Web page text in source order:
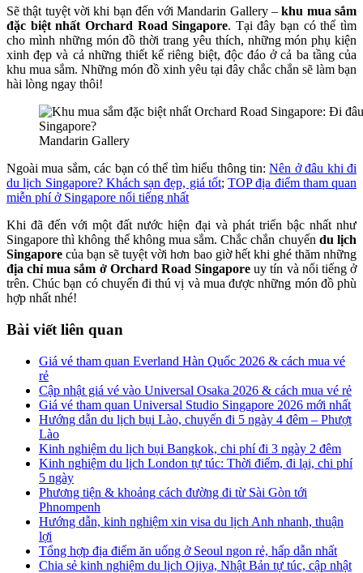
Sẽ thật tuyệt vời khi bạn đến với Mandarin Gallery –khu mua sắm
đặc biệt nhất Orchard Road Singapore. Tại đây bạn có thể tìm
cho mình những món đồ thời trang yêu thích, những món phụ kiện
xinh đẹp và cả những thiết kế riêng biệt, độc đáo ở cả ba tầng của
khu mua sắm. Những món đồ xinh yêu tại đây chắc chắn sẽ làm bạn
hài lòng ngay thôi!
Mandarin Gallery
Ngoài mua sắm, các bạn có thể tìm hiểu thông tin:Nên ở đâu khi đi
du lịch Singapore? Khách sạn đẹp, giá tốt; TOP địa điểm tham quan
miễn phí ở Singapore nổi tiếng nhất
Khi đã đến với một đất nước hiện đại và phát triển bậc nhất như
Singapore thì không thể không mua sắm. Chắc chắn chuyến du lịch
Singapore của bạn sẽ tuyệt vời hơn bao giờ hết khi ghé thăm những
địa chỉ mua sắm ở Orchard Road Singapore uy tín và nổi tiếng ở
trên. Chúc bạn có chuyến đi thú vị và mua được những món đồ phù
hợp nhất nhé!
Bài viết liên quan
Giá vé tham quan Everland Hàn Quốc 2026 & cách mua vé
rẻ
Cập nhật giá vé vào Universal Osaka 2026 & cách mua vé rẻ
Giá vé tham quan Universal Studio Singapore 2026 mới nhất
Hướng dẫn du lịch bụi Lào, chuyến đi 5 ngày 4 đêm – Phượt
Lào
Kinh nghiệm du lịch bụi Bangkok, chi phí đi 3 ngày 2 đêm
Kinh nghiệm du lịch London tự túc: Thời điểm, đi lại, chi phí
5 ngày
Phương tiện & khoảng cách đường đi từ Sài Gòn tới
Phnompenh
Hướng dẫn, kinh nghiệm xin visa du lịch Anh nhanh, thuận
lợi
Tổng hợp địa điểm ăn uống ở Seoul ngon rẻ, hấp dẫn nhất
Chia sẻ kinh nghiệm du lịch Ojiya, Nhật Bản tự túc, cập nhật